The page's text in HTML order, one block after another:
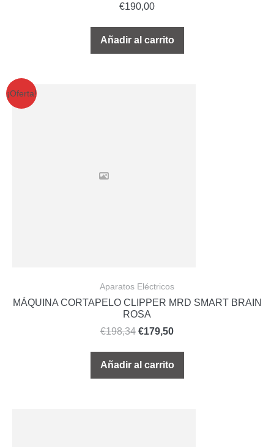
€190,00
Añadir al carrito
¡Oferta!
Aparatos Eléctricos
MÁQUINA CORTAPELO CLIPPER MRD SMART BRAIN
ROSA
€198,34 €179,50
Añadir al carrito